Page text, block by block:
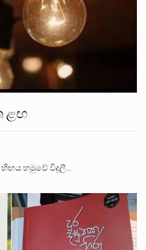
ළඟ
හමුවේ විදුලි…